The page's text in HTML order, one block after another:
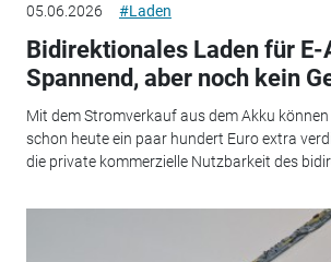
05.06.2026 #Laden
Bidirektionales Laden für E-
Spannend, aber noch kein
Mit dem Stromverkauf aus dem Akku
schon heute ein paar hundert Euro extra
die private kommerzielle Nutzbarkeit des